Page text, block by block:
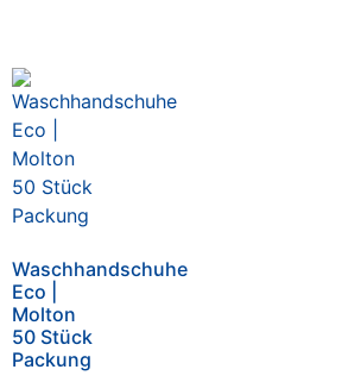
Waschhandschuhe
Eco |
Molton
50 Stück
Packung